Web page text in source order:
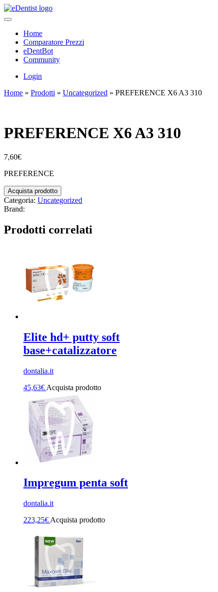
Home
Comparatore Prezzi
eDentBot
Community
Login
Home » Prodotti » Uncategorized » PREFERENCE X6 A3 310
PREFERENCE X6 A3 310
7,60€
PREFERENCE
Acquista prodotto
Categoria: Uncategorized
Brand:
Prodotti correlati
Elite hd+ putty soft
base+catalizzatore
dontalia.it
45,63€ Acquista prodotto
Impregum penta soft
dontalia.it
223,25€ Acquista prodotto